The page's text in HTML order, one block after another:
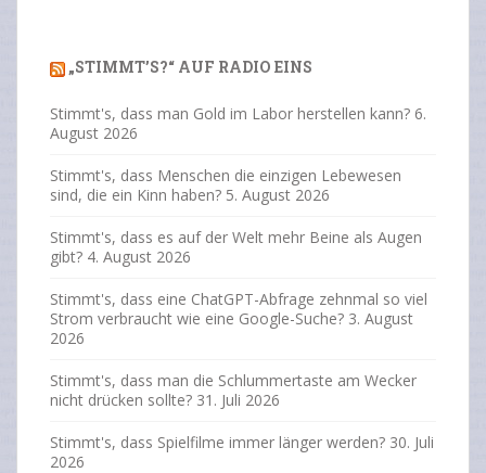
„STIMMT’S?“ AUF RADIO EINS
Stimmt's, dass man Gold im Labor herstellen kann? 6.
August 2026
Stimmt's, dass Menschen die einzigen Lebewesen
sind, die ein Kinn haben? 5. August 2026
Stimmt's, dass es auf der Welt mehr Beine als Augen
gibt? 4. August 2026
Stimmt's, dass eine ChatGPT-Abfrage zehnmal so viel
Strom verbraucht wie eine Google-Suche? 3. August
2026
Stimmt's, dass man die Schlummertaste am Wecker
nicht drücken sollte? 31. Juli 2026
Stimmt's, dass Spielfilme immer länger werden? 30. Juli
2026